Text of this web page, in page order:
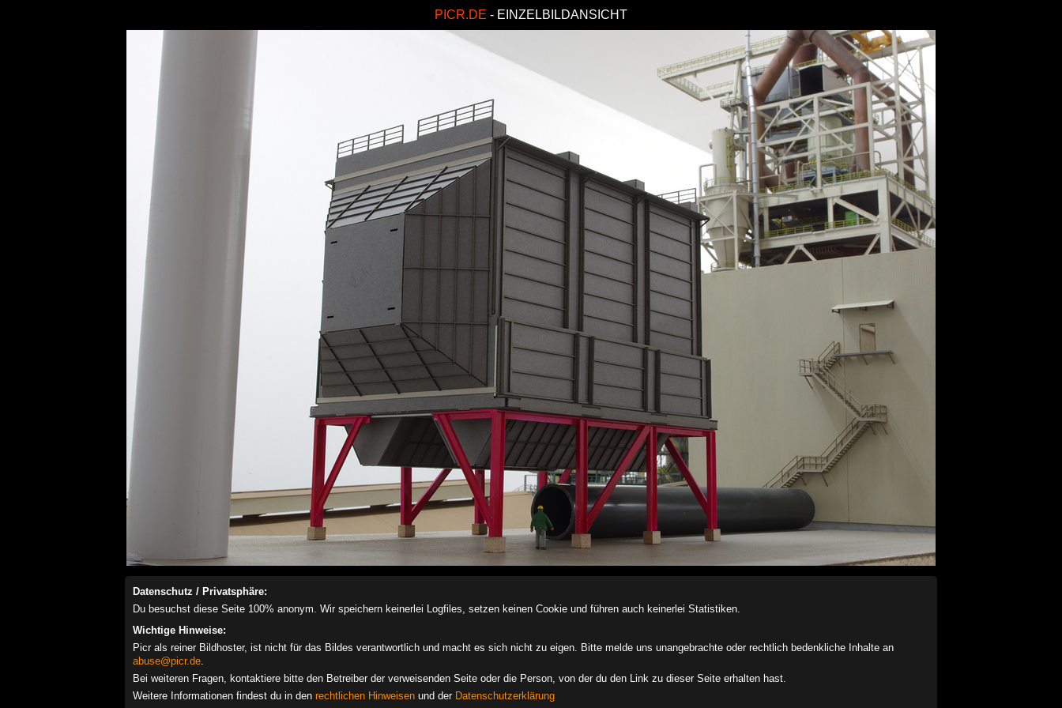
PICR.DE - EINZELBILDANSICHT
Datenschutz / Privatsphäre:
Du besuchst diese Seite 100% anonym. Wir speichern keinerlei Logfiles, setzen keinen Cookie und führen auch keinerlei Statistiken.
Wichtige Hinweise:
Picr als reiner Bildhoster, ist nicht für das Bildes verantwortlich und macht es sich nicht zu eigen. Bitte melde uns unangebrachte oder rechtlich bedenkliche Inhalte an
abuse@picr.de.
Bei weiteren Fragen, kontaktiere bitte den Betreiber der verweisenden Seite oder die Person, von der du den Link zu dieser Seite erhalten hast.
Weitere Informationen findest du in den rechtlichen Hinweisen und der Datenschutzerklärung